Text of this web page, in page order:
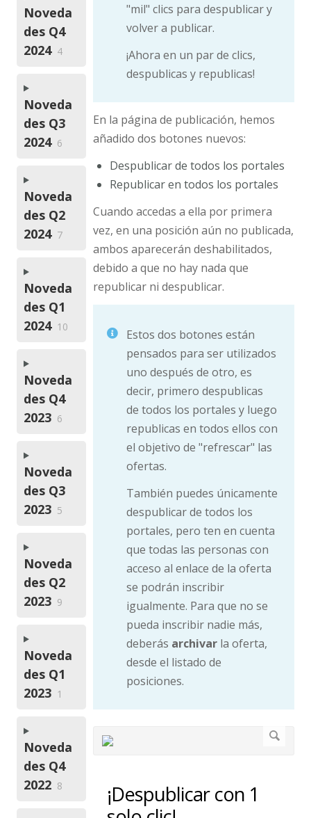
"mil" clics para despublicar y
volver a publicar.
¡Ahora en un par de clics,
despublicas y republicas!
En la página de publicación, hemos
añadido dos botones nuevos:
Despublicar de todos los portales
Republicar en todos los portales
Cuando accedas a ella por primera
vez, en una posición aún no publicada,
ambos aparecerán deshabilitados,
debido a que no hay nada que
republicar ni despublicar.
Estos dos botones están
pensados para ser utilizados
uno después de otro, es
decir, primero despublicas
de todos los portales y luego
republicas en todos ellos con
el objetivo de "refrescar" las
ofertas.
También puedes únicamente
despublicar de todos los
portales, pero ten en cuenta
que todas las personas con
acceso al enlace de la oferta
se podrán inscribir
igualmente. Para que no se
pueda inscribir nadie más,
deberás archivar la oferta,
desde el listado de
posiciones.
¡Despublicar con 1
Noveda
des Q4
2024 4
Noveda
des Q3
2024 6
Noveda
des Q2
2024 7
Noveda
des Q1
2024 10
Noveda
des Q4
2023 6
Noveda
des Q3
2023 5
Noveda
des Q2
2023 9
Noveda
des Q1
2023 1
Noveda
des Q4
2022 8